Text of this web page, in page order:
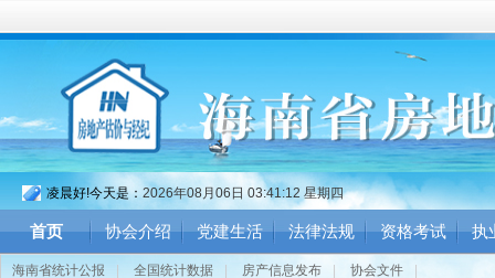
凌晨好!今天是： 2026年08月06日 03:41:13 星期四
首页 协会介绍 党建生活 法律法规 资格考试 执
海南省统计公报 全国统计数据 房产信息发布 协会文件